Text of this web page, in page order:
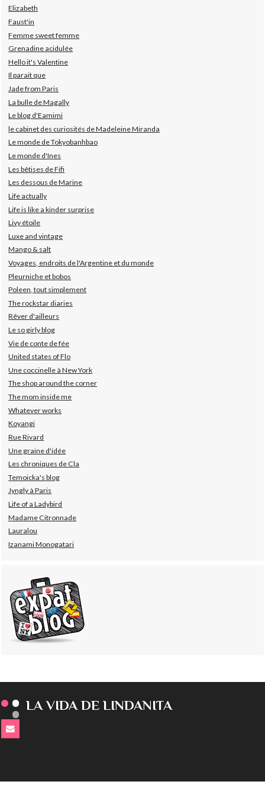
Elizabeth
Faust'in
Femme sweet femme
Grenadine acidulée
Hello it's Valentine
Il parait que
Jade from Paris
La bulle de Magally
Le blog d'Eamimi
le cabinet des curiosités de Madeleine Miranda
Le monde de Tokyobanhbao
Le monde d'Ines
Les bêtises de Fifi
Les dessous de Marine
Life actually
Life is like a kinder surprise
Livy étoile
Luxe and vintage
Mango & salt
Voyages, endroits de l'Argentine et du monde
Pleurniche et bobos
Poleen, tout simplement
The rockstar diaries
Rêver d'ailleurs
Le so girly blog
Vie de conte de fée
United states of Flo
Une coccinelle à New York
The shop around the corner
The mom inside me
Whatever works
Koyangi
Rue Rivard
Une graine d'idée
Les chroniques de Cla
Temoicka's blog
Jyngly à Paris
Life of a Ladybird
Madame Citronnade
Lauralou
Izanami Monogatari
LA VIDA DE LINDANITA